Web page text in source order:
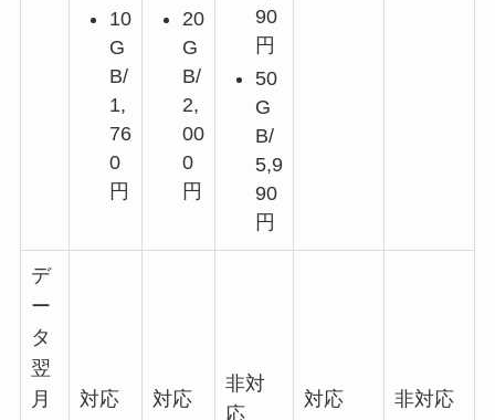
10
G
B/
1,
76
0
円
20
G
B/
2,
00
0
円
90
円
50
G
B/
5,9
90
円
デ
ー
タ
翌
月
対応 対応
非対
応
対応 非対応